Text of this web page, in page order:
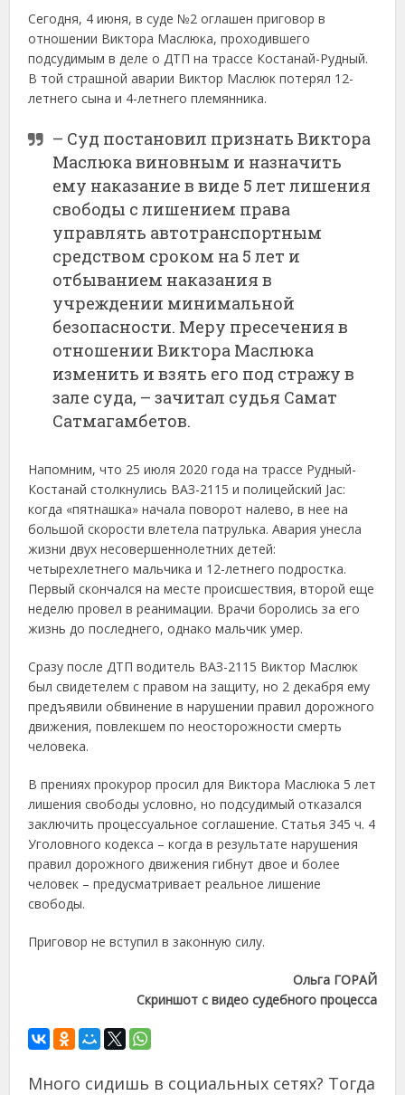
Сегодня, 4 июня, в суде №2 оглашен приговор в
отношении Виктора Маслюка, проходившего
подсудимым в деле о ДТП на трассе Костанай-Рудный.
В той страшной аварии Виктор Маслюк потерял 12-
летнего сына и 4-летнего племянника.
– Суд постановил признать Виктора
Маслюка виновным и назначить
ему наказание в виде 5 лет лишения
свободы с лишением права
управлять автотранспортным
средством сроком на 5 лет и
отбыванием наказания в
учреждении минимальной
безопасности. Меру пресечения в
отношении Виктора Маслюка
изменить и взять его под стражу в
зале суда, – зачитал судья Самат
Сатмагамбетов.
Напомним, что 25 июля 2020 года на трассе Рудный-
Костанай столкнулись ВАЗ-2115 и полицейский Jac:
когда «пятнашка» начала поворот налево, в нее на
большой скорости влетела патрулька. Авария унесла
жизни двух несовершеннолетних детей:
четырехлетнего мальчика и 12-летнего подростка.
Первый скончался на месте происшествия, второй еще
неделю провел в реанимации. Врачи боролись за его
жизнь до последнего, однако мальчик умер.
Сразу после ДТП водитель ВАЗ-2115 Виктор Маслюк
был свидетелем с правом на защиту, но 2 декабря ему
предъявили обвинение в нарушении правил дорожного
движения, повлекшем по неосторожности смерть
человека.
В прениях прокурор просил для Виктора Маслюка 5 лет
лишения свободы условно, но подсудимый отказался
заключить процессуальное соглашение. Статья 345 ч. 4
Уголовного кодекса – когда в результате нарушения
правил дорожного движения гибнут двое и более
человек – предусматривает реальное лишение
свободы.
Приговор не вступил в законную силу.
Ольга ГОРАЙ
Скриншот с видео судебного процесса
Много сидишь в социальных сетях? Тогда